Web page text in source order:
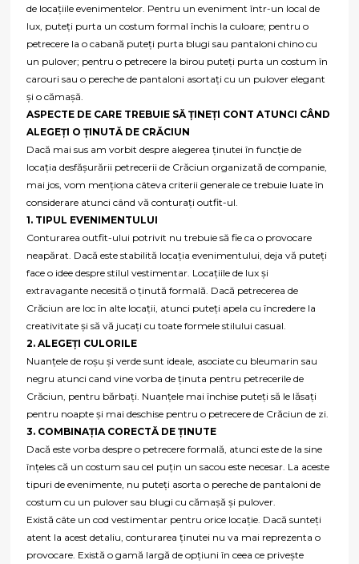
de locațiile evenimentelor. Pentru un eveniment într-un local de
lux, puteți purta un costum formal închis la culoare; pentru o
petrecere la o cabană puteți purta blugi sau pantaloni chino cu
un pulover; pentru o petrecere la birou puteți purta un costum în
carouri sau o pereche de pantaloni asortați cu un pulover elegant
și o cămașă.
ASPECTE DE CARE TREBUIE SĂ ȚINEȚI CONT ATUNCI CÂND
ALEGEȚI O ȚINUTĂ DE CRĂCIUN
Dacă mai sus am vorbit despre alegerea ținutei în funcție de
locația desfășurării petrecerii de Crăciun organizată de companie,
mai jos, vom menționa câteva criterii generale ce trebuie luate în
considerare atunci când vă conturați outfit-ul.
1. TIPUL EVENIMENTULUI
Conturarea outfit-ului potrivit nu trebuie să fie ca o provocare
neapărat. Dacă este stabilită locația evenimentului, deja vă puteți
face o idee despre stilul vestimentar. Locațiile de lux și
extravagante necesită o ținută formală. Dacă petrecerea de
Crăciun are loc în alte locații, atunci puteți apela cu încredere la
creativitate și să vă jucați cu toate formele stilului casual.
2. ALEGEȚI CULORILE
Nuanțele de roșu și verde sunt ideale, asociate cu bleumarin sau
negru atunci cand vine vorba de ținuta pentru petrecerile de
Crăciun, pentru bărbați. Nuanțele mai închise puteți să le lăsați
pentru noapte și mai deschise pentru o petrecere de Crăciun de zi.
3. COMBINAȚIA CORECTĂ DE ȚINUTE
Dacă este vorba despre o petrecere formală, atunci este de la sine
înțeles că un costum sau cel puțin un sacou este necesar. La aceste
tipuri de evenimente, nu puteți asorta o pereche de pantaloni de
costum cu un pulover sau blugi cu cămașă și pulover.
Există câte un cod vestimentar pentru orice locație. Dacă sunteți
atent la acest detaliu, conturarea ținutei nu va mai reprezenta o
provocare. Există o gamă largă de opțiuni în ceea ce privește